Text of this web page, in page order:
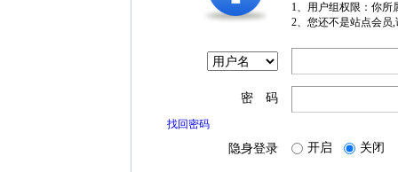
1、用户组权限：你所
2、您还不是站点会员
密 码
找回密码
隐身登录 开启 关闭